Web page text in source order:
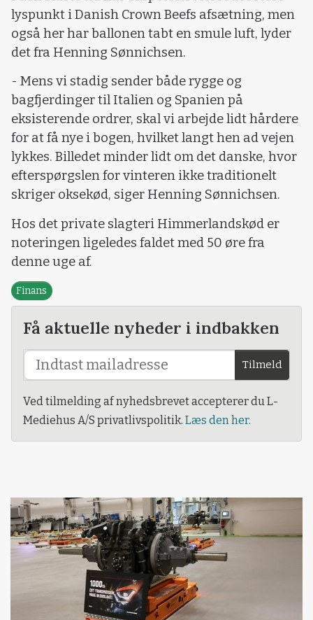
lyspunkt i Danish Crown Beefs afsætning, men
også her har ballonen tabt en smule luft, lyder
det fra Henning Sønnichsen.
- Mens vi stadig sender både rygge og
bagfjerdinger til Italien og Spanien på
eksisterende ordrer, skal vi arbejde lidt hårdere
for at få nye i bogen, hvilket langt hen ad vejen
lykkes. Billedet minder lidt om det danske, hvor
efterspørgslen for vinteren ikke traditionelt
skriger oksekød, siger Henning Sønnichsen.
Hos det private slagteri Himmerlandskød er
noteringen ligeledes faldet med 50 øre fra
denne uge af.
Finans
Få aktuelle nyheder i indbakken
Tilmeld
Ved tilmelding af nyhedsbrevet accepterer du L-
Mediehus A/S privatlivspolitik. Læs den her.